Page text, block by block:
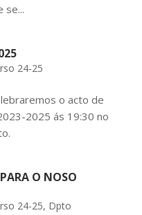
se...
24-25
o acto de
2025 ás 19:30 no
O NOSO
24-25, Dpto